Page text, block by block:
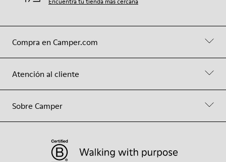
Compra en Camper.com
Atención al cliente
Sobre Camper